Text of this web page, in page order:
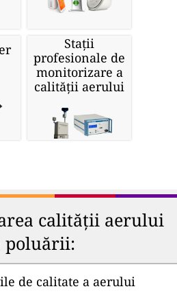
Stații
profesionale de
monitorizare a
calității aerului
calității aerului
poluării:
de calitate a aerului